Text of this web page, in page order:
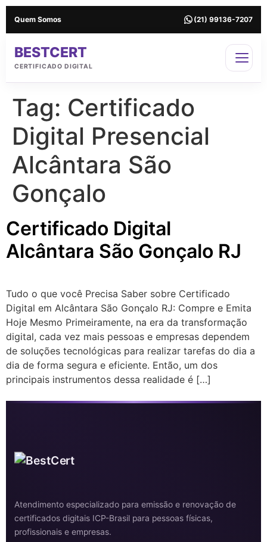
Quem Somos (21) 99136-7207
BESTCERT
CERTIFICADO DIGITAL
Tag: Certificado
Digital Presencial
Alcântara São
Gonçalo
Certificado Digital
Alcântara São Gonçalo RJ
Tudo o que você Precisa Saber sobre Certificado
Digital em Alcântara São Gonçalo RJ: Compre e Emita
Hoje Mesmo Primeiramente, na era da transformação
digital, cada vez mais pessoas e empresas dependem
de soluções tecnológicas para realizar tarefas do dia a
dia de forma segura e eficiente. Então, um dos
principais instrumentos dessa realidade é […]
Atendimento especializado para emissão e renovação de
certificados digitais ICP-Brasil para pessoas físicas,
profissionais e empresas.